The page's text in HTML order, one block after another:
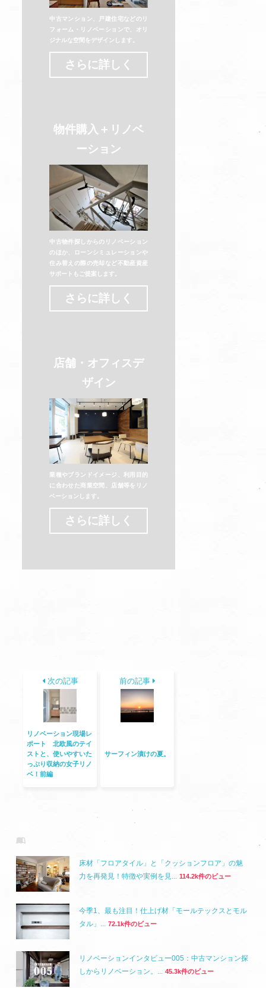
中古マンション、戸建住宅などのリ
フォーム・リノベーションで、オリ
ジナルな空間をデザインします。
さらに詳しく
物件購入＋リノベ
ーション
中古物件探しからのリノベーション
のほか、ローンシミュレーションや
住み替えの際の売却など不動産資産
サポートもご提案します。
さらに詳しく
店舗・オフィスデ
ザイン
業種やブランドイメージ、利用目的
に合わせた商業空間、店舗等をリノ
ベーションします。
さらに詳しく
次の記事
リノベーション現場レ
ポート 北欧風のテイ
ストと、使いやすいた
っぷり収納の女子リノ
ベ！前編
前の記事
サーフィン漬けの夏。
床材「フロアタイル」と「クッションフロア」の魅
力を再発見！特徴や実例を見... 114.2k件のビュー
今季1、最も注目！仕上げ材「モールテックスとモル
タル」... 72.1k件のビュー
リノベーションインタビュー005：中古マンション探
しからリノベーション。... 45.3k件のビュー